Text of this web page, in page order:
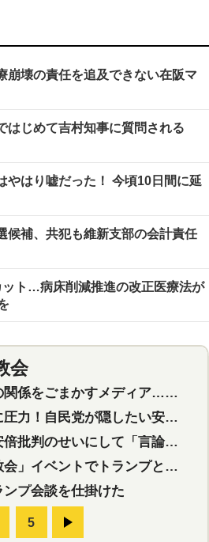
崩壊の責任を追及できない在阪マ
はじめて吉村知事に質問される
やはり嘘だった！ 今頃10日間に延
候補、共犯も維新支部の会計責任
ト…病床削減推進の改正医療法が
会
メディア…民放は有田芳生に発言自粛を要求
隠したい安倍元首相と統一教会の深い関係
して「言論封殺」に利用する自民党応援団
トランプと演説！同性婚や夫婦別姓を攻撃
プ会談を仕掛けた